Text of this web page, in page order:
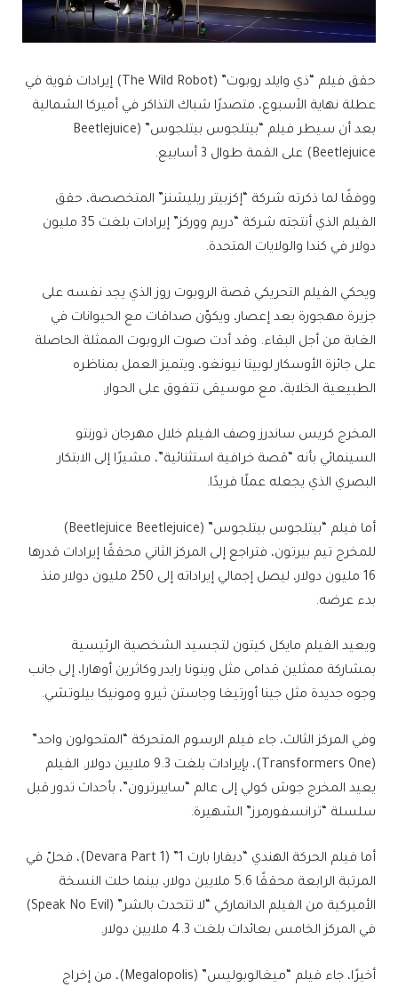
حقق فيلم “ذي وايلد روبوت” (The Wild Robot) إيرادات قوية في
عطلة نهاية الأسبوع، متصدرًا شباك التذاكر في أميركا الشمالية
بعد أن سيطر فيلم “بيتلجوس بيتلجوس” (Beetlejuice
Beetlejuice) على القمة طوال 3 أسابيع.
ووفقًا لما ذكرته شركة “إكزبيتر ريليشنز” المتخصصة، حقق
الفيلم الذي أنتجته شركة “دريم ووركز” إيرادات بلغت 35 مليون
دولار في كندا والولايات المتحدة.
ويحكي الفيلم التحريكي قصة الروبوت روز الذي يجد نفسه على
جزيرة مهجورة بعد إعصار، ويكوّن صداقات مع الحيوانات في
الغابة من أجل البقاء. وقد أدت صوت الروبوت الممثلة الحاصلة
على جائزة الأوسكار لوبيتا نيونغو، ويتميز العمل بمناظره
الطبيعية الخلابة، مع موسيقى تتفوق على الحوار.
المخرج كريس ساندرز وصف الفيلم خلال مهرجان تورنتو
السينمائي بأنه “قصة خرافية استثنائية”، مشيرًا إلى الابتكار
البصري الذي يجعله عملًا فريدًا.
أما فيلم “بيتلجوس بيتلجوس” (Beetlejuice Beetlejuice)
للمخرج تيم بيرتون، فتراجع إلى المركز الثاني محققًا إيرادات قدرها
16 مليون دولار، ليصل إجمالي إيراداته إلى 250 مليون دولار منذ
بدء عرضه.
ويعيد الفيلم مايكل كيتون لتجسيد الشخصية الرئيسية
بمشاركة ممثلين قدامى مثل وينونا رايدر وكاثرين أوهارا، إلى جانب
وجوه جديدة مثل جينا أورتيغا وجاستن ثيرو ومونيكا بيلوتشي.
وفي المركز الثالث، جاء فيلم الرسوم المتحركة “المتحولون واحد”
(Transformers One)، بإيرادات بلغت 9.3 ملايين دولار. الفيلم
يعيد المخرج جوش كولي إلى عالم “سايبرترون”، بأحداث تدور قبل
سلسلة “ترانسفورمرز” الشهيرة.
أما فيلم الحركة الهندي “ديفارا بارت 1” (Devara Part 1)، فحلّ في
المرتبة الرابعة محققًا 5.6 ملايين دولار، بينما حلت النسخة
الأميركية من الفيلم الدانماركي “لا تتحدث بالشر” (Speak No Evil)
في المركز الخامس بعائدات بلغت 4.3 ملايين دولار.
أخيرًا، جاء فيلم “ميغالوبوليس” (Megalopolis)، من إخراج